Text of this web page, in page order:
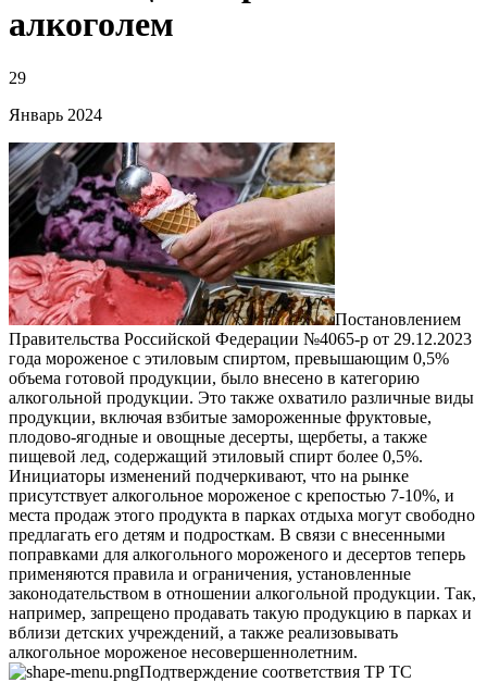
алкоголем
29
Январь 2024
Постановлением
Правительства Российской Федерации №4065-р от 29.12.2023
года мороженое с этиловым спиртом, превышающим 0,5%
объема готовой продукции, было внесено в категорию
алкогольной продукции. Это также охватило различные виды
продукции, включая взбитые замороженные фруктовые,
плодово-ягодные и овощные десерты, щербеты, а также
пищевой лед, содержащий этиловый спирт более 0,5%.
Инициаторы изменений подчеркивают, что на рынке
присутствует алкогольное мороженое с крепостью 7-10%, и
места продаж этого продукта в парках отдыха могут свободно
предлагать его детям и подросткам. В связи с внесенными
поправками для алкогольного мороженого и десертов теперь
применяются правила и ограничения, установленные
законодательством в отношении алкогольной продукции. Так,
например, запрещено продавать такую продукцию в парках и
вблизи детских учреждений, а также реализовывать
алкогольное мороженое несовершеннолетним.
Подтверждение соответствия ТР ТС